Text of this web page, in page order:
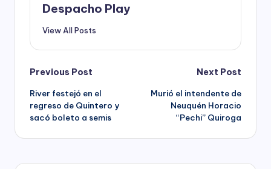
Despacho Play
View All Posts
Post
navigation
Previous Post
River festejó en el
regreso de Quintero y
sacó boleto a semis
Next Post
Murió el intendente de
Neuquén Horacio
“Pechi” Quiroga